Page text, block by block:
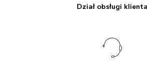
Dział obsługi klienta